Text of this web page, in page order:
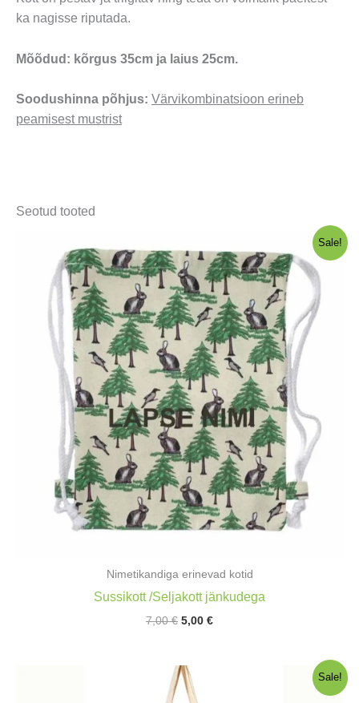
ka nagisse riputada.
Mõõdud: kõrgus 35cm ja laius 25cm.
Soodushinna põhjus: Värvikombinatsioon erineb
peamisest mustrist
Seotud tooted
Sale!
Nimetikandiga erinevad kotid
Sussikott /Seljakott jänkudega
7,00€ Algne
7,00 €.
5,00 €Praegune
Sale!